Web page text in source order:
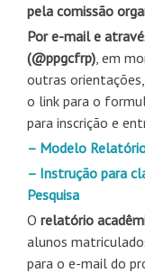
pela comissão
Por e-mail e
(@ppgcfrp), em
outras
o link para o
para inscrição e
– Modelo
– Instrução para
Pesquisa
O relatório
alunos
para o e-mail do